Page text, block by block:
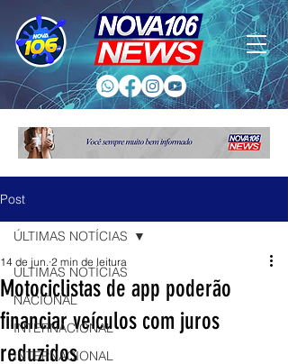
Post
ÚLTIMAS NOTÍCIAS
NACIONAL
INTERNACIONAL
INTERNACIONAL
ÚLTIMAS NOTÍCIAS
Motociclistas de app poderão
financiar veículos com juros
reduzidos
14 de jun. 2 min de leitura